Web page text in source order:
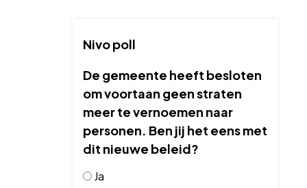
Nivo poll
De gemeente heeft besloten
om voortaan geen straten
meer te vernoemen naar
personen. Ben jij het eens met
dit nieuwe beleid?
Ja